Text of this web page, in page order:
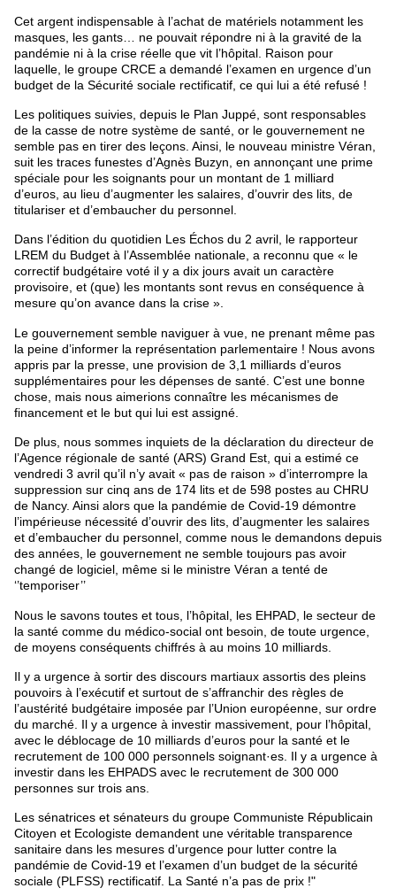
Cet argent indispensable à l’achat de matériels notamment les
masques, les gants… ne pouvait répondre ni à la gravité de la
pandémie ni à la crise réelle que vit l’hôpital. Raison pour
laquelle, le groupe CRCE a demandé l’examen en urgence d’un
budget de la Sécurité sociale rectificatif, ce qui lui a été refusé !
Les politiques suivies, depuis le Plan Juppé, sont responsables
de la casse de notre système de santé, or le gouvernement ne
semble pas en tirer des leçons. Ainsi, le nouveau ministre Véran,
suit les traces funestes d’Agnès Buzyn, en annonçant une prime
spéciale pour les soignants pour un montant de 1 milliard
d’euros, au lieu d’augmenter les salaires, d’ouvrir des lits, de
titulariser et d’embaucher du personnel.
Dans l’édition du quotidien Les Échos du 2 avril, le rapporteur
LREM du Budget à l’Assemblée nationale, a reconnu que « le
correctif budgétaire voté il y a dix jours avait un caractère
provisoire, et (que) les montants sont revus en conséquence à
mesure qu’on avance dans la crise ».
Le gouvernement semble naviguer à vue, ne prenant même pas
la peine d’informer la représentation parlementaire ! Nous avons
appris par la presse, une provision de 3,1 milliards d’euros
supplémentaires pour les dépenses de santé. C’est une bonne
chose, mais nous aimerions connaître les mécanismes de
financement et le but qui lui est assigné.
De plus, nous sommes inquiets de la déclaration du directeur de
l’Agence régionale de santé (ARS) Grand Est, qui a estimé ce
vendredi 3 avril qu’il n’y avait « pas de raison » d’interrompre la
suppression sur cinq ans de 174 lits et de 598 postes au CHRU
de Nancy. Ainsi alors que la pandémie de Covid-19 démontre
l’impérieuse nécessité d’ouvrir des lits, d’augmenter les salaires
et d’embaucher du personnel, comme nous le demandons depuis
des années, le gouvernement ne semble toujours pas avoir
changé de logiciel, même si le ministre Véran a tenté de
‘’temporiser’’
Nous le savons toutes et tous, l’hôpital, les EHPAD, le secteur de
la santé comme du médico-social ont besoin, de toute urgence,
de moyens conséquents chiffrés à au moins 10 milliards.
Il y a urgence à sortir des discours martiaux assortis des pleins
pouvoirs à l’exécutif et surtout de s’affranchir des règles de
l’austérité budgétaire imposée par l’Union européenne, sur ordre
du marché. Il y a urgence à investir massivement, pour l’hôpital,
avec le déblocage de 10 milliards d’euros pour la santé et le
recrutement de 100 000 personnels soignant·es. Il y a urgence à
investir dans les EHPADS avec le recrutement de 300 000
personnes sur trois ans.
Les sénatrices et sénateurs du groupe Communiste Républicain
Citoyen et Ecologiste demandent une véritable transparence
sanitaire dans les mesures d’urgence pour lutter contre la
pandémie de Covid-19 et l’examen d’un budget de la sécurité
sociale (PLFSS) rectificatif. La Santé n’a pas de prix !"